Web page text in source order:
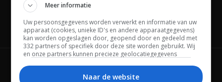
Channels
Wie is FWD Privacybeleid
Meer informatie
Uw persoonsgegevens worden verwerkt en informatie van uw
apparaat (cookies, unieke ID's en andere apparaatgegevens)
kan worden opgeslagen door, geopend door en gedeeld met
332 partners of specifiek door deze site worden gebruikt. Wij
en onze partners kunnen precieze geolocatiegegevens
Bepaalde leveranciers kunnen uw persoonsgegevens
Naar de website